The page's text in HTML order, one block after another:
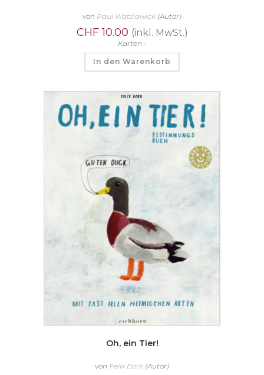
von Paul Watzlawick (Autor)
CHF10.00 (inkl. MwSt.)
Karten -
In den Warenkorb
Oh, ein Tier!
von Felix Bork (Autor)